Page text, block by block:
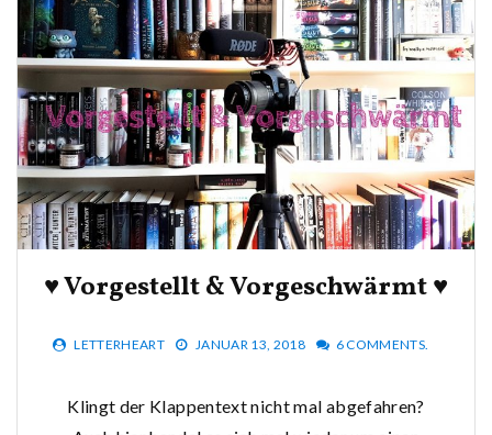
♥ Vorgestellt & Vorgeschwärmt ♥
LETTERHEART JANUAR 13, 2018 6 COMMENTS.
Klingt der Klappentext nicht mal abgefahren?